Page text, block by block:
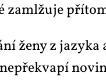
za­mlžu­je
že­ny z ja­zy­ka